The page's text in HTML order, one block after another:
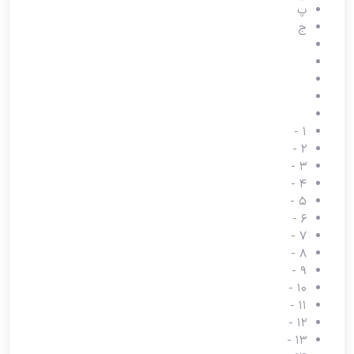
پ
ج
1
-
2
-
3
-
4
-
5
-
6
-
7
-
8
-
9
-
10
-
11
-
12
-
13
-